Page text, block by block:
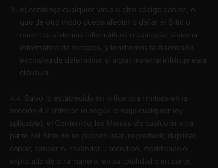
e) contenga cualquier virus u otro código dañino, o
que de otro modo pueda afectar o dañar el Sitio o
nuestros sistemas informáticos o cualquier sistema
informático de terceros, y tendremos la discreción
exclusiva de determinar si algún material infringe esta
cláusula.
4.4. Salvo lo establecido en la licencia limitada en la
sección 4.2 anterior (o según lo exija cualquier ley
aplicable), el Contenido, las Marcas y/o cualquier otra
parte del Sitio no se pueden usar, reproducir, duplicar,
copiar, vender ni revender. , accedido, modificado o
explotado de otra manera, en su totalidad o en parte,